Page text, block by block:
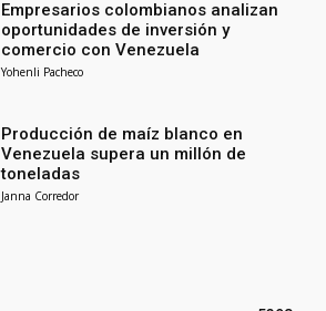
Empresarios colombianos analizan
oportunidades de inversión y
comercio con Venezuela
Yohenli Pacheco
Producción de maíz blanco en
Venezuela supera un millón de
toneladas
Janna Corredor